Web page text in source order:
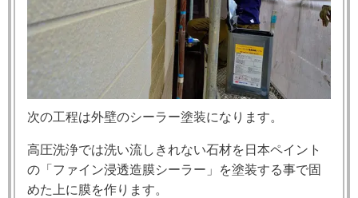
次の工程は外壁のシーラー塗装になります。
高圧洗浄では洗い流しきれない石材を日本ペイント
の「ファイン浸透造膜シーラー」を塗装する事で固
めた上に膜を作ります。